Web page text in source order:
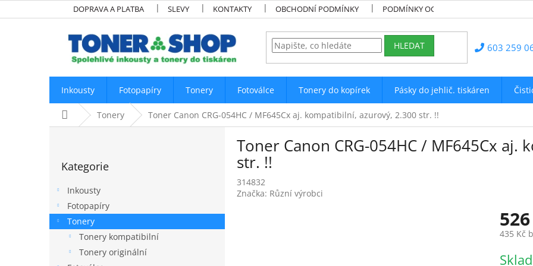
na
DOPRAVA A PLATBA SLEVY KONTAKTY OBCHODNÍ PODMÍNKY PODMÍNKY OCHRANY OSOBNÍCH ÚDAJŮ
HLEDAT 603 259
Inkousty Fotopapíry Tonery Fotoválce Tonery do kopírek Pásky do jehlič. tiskáren
Domů Tonery Toner Canon CRG-054HC / MF645Cx aj. kompatibilní, azurový, 2.300 str. !!
n
kategorie
Kategorie
Inkousty
Fotopapíry
Tonery
Tonery kompatibilní
Tonery originální
Toner Canon CRG-054HC / MF645Cx
str. !!
314832
Značka: Různí výrobci
435 Kč
cena: